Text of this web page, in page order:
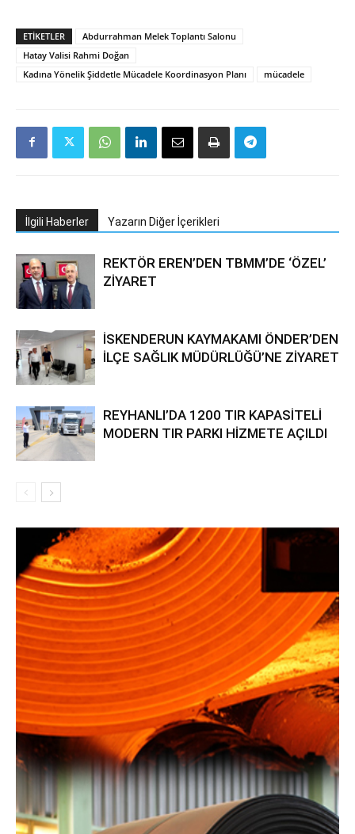
ETIKETLER
Abdurrahman Melek Toplantı Salonu
Hatay Valisi Rahmi Doğan
Kadına Yönelik Şiddetle Mücadele Koordinasyon Planı
mücadele
İlgili Haberler Yazarın Diğer İçerikleri
REKTÖR EREN’DEN TBMM’DE ‘ÖZEL’
ZİYARET
İSKENDERUN KAYMAKAMI ÖNDER’DEN
İLÇE SAĞLIK MÜDÜRLÜĞÜ’NE ZİYARET
REYHANLI’DA 1200 TIR KAPASİTELİ
MODERN TIR PARKI HİZMETE AÇILDI